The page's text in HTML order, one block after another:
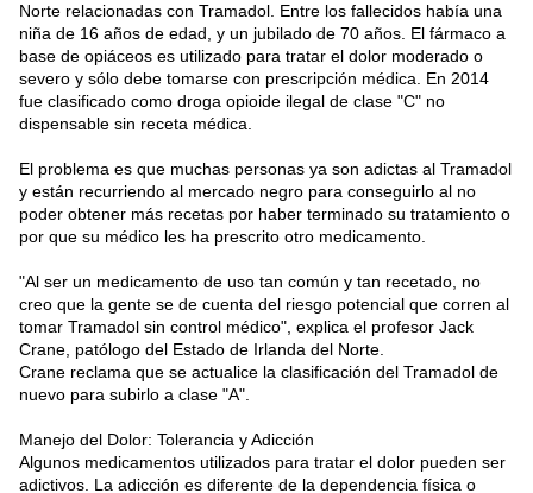
Norte relacionadas con Tramadol. Entre los fallecidos había una
niña de 16 años de edad, y un jubilado de 70 años. El fármaco a
base de opiáceos es utilizado para tratar el dolor moderado o
severo y sólo debe tomarse con prescripción médica. En 2014
fue clasificado como droga opioide ilegal de clase "C" no
dispensable sin receta médica.
El problema es que muchas personas ya son adictas al Tramadol
y están recurriendo al mercado negro para conseguirlo al no
poder obtener más recetas por haber terminado su tratamiento o
por que su médico les ha prescrito otro medicamento.
"Al ser un medicamento de uso tan común y tan recetado, no
creo que la gente se de cuenta del riesgo potencial que corren al
tomar Tramadol sin control médico", explica el profesor Jack
Crane, patólogo del Estado de Irlanda del Norte.
Crane reclama que se actualice la clasificación del Tramadol de
nuevo para subirlo a clase "A".
Manejo del Dolor: Tolerancia y Adicción
Algunos medicamentos utilizados para tratar el dolor pueden ser
adictivos. La adicción es diferente de la dependencia física o